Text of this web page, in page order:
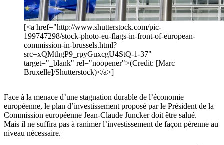
[<a href="http://www.shutterstock.com/pic-
199747298/stock-photo-eu-flags-in-front-of-european-
commission-in-brussels.html?
src=xQMthgP9_rpyGuxcgU4StQ-1-37"
target="_blank" rel="noopener">(Credit: [Marc
Bruxelle]/Shutterstock)</a>]
Face à la menace d’une stagnation durable de l’économie
européenne, le plan d’investissement proposé par le Président de la
Commission européenne Jean-Claude Juncker doit être salué.
Mais il ne suffira pas à ranimer l’investissement de façon pérenne au
niveau nécessaire.